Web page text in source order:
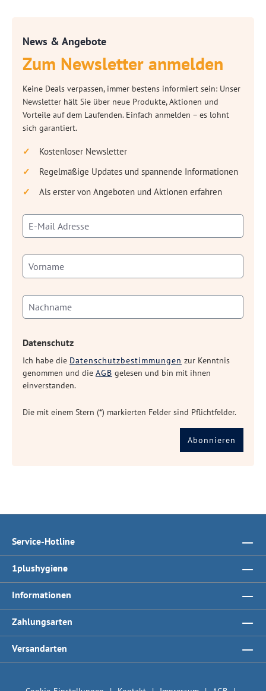
News & Angebote
Zum Newsletter anmelden
Keine Deals verpassen, immer bestens informiert sein: Unser
Newsletter hält Sie über neue Produkte, Aktionen und
Vorteile auf dem Laufenden. Einfach anmelden – es lohnt
sich garantiert.
Kostenloser Newsletter
Regelmäßige Updates und spannende Informationen
Als erster von Angeboten und Aktionen erfahren
Datenschutz
Ich habe die Datenschutzbestimmungen zur Kenntnis
genommen und die AGB gelesen und bin mit ihnen
einverstanden.
Die mit einem Stern (*) markierten Felder sind Pflichtfelder.
Abonnieren
Service-Hotline
1plushygiene
Informationen
Zahlungsarten
Versandarten